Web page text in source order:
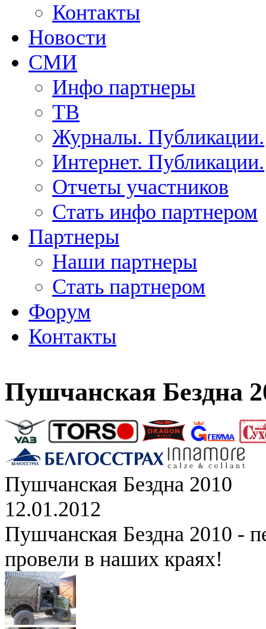
Контакты
Новости
СМИ
Инфо партнеры
ТВ
Журналы. Публикации.
Интернет. Публикации.
Отчеты участников
Стать инфо партнером
Партнеры
Наши партнеры
Стать партнером
Форум
Контакты
Пушчанская Бездна
Пушчанская Бездна 2010
12.01.2012
Пушчанская Бездна 2010 -
провели в наших краях!